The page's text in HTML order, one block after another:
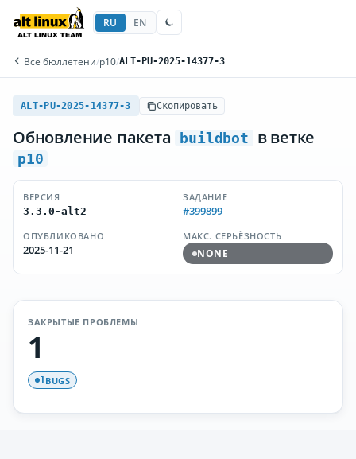
RU EN
Все бюллетени/p10/ALT-PU-2025-14377-3
ALT-PU-2025-14377-3 Скопировать
Обновление пакета buildbot в ветке
p10
ВЕРСИЯ
3.3.0-alt2
ЗАДАНИЕ
#399899
ОПУБЛИКОВАНО
2025-11-21
МАКС. СЕРЬЁЗНОСТЬ
NONE
ЗАКРЫТЫЕ ПРОБЛЕМЫ
1
1BUGS